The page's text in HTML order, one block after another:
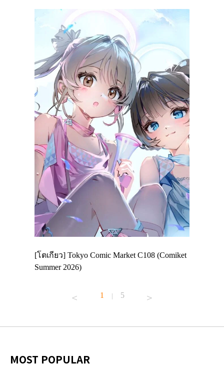
[โตเกียว] Tokyo Comic Market C108 (Comiket
Summer 2026)
1 | 5
MOST POPULAR